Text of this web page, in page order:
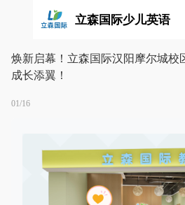
立森国际少儿英语
焕新启幕！立森国际汉阳摩尔城校
成长添翼！
01/16